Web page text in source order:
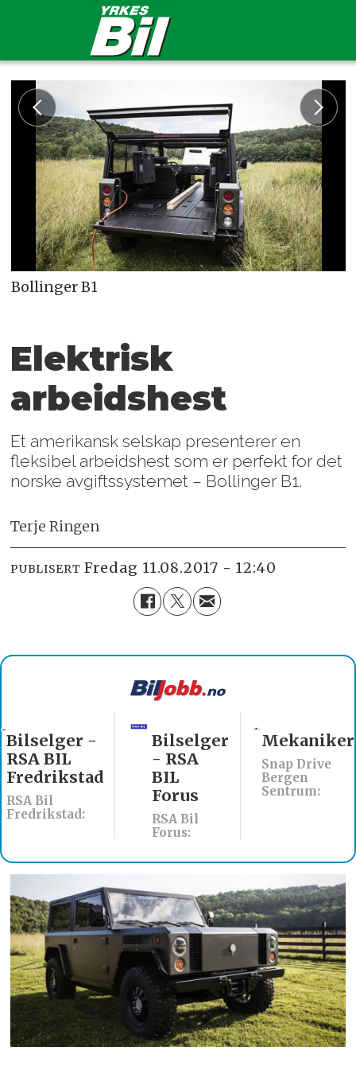
Bollinger B1
Elektrisk
arbeidshest
Et amerikansk selskap presenterer en
fleksibel arbeidshest som er perfekt for det
norske avgiftssystemet – Bollinger B1.
Terje Ringen
PUBLISERT fredag 11.08.2017 - 12:40
RSA Bil
Fredrikstad:
Bilselger -
RSA BIL
Fredrikstad
RSA Bil
Forus:
Bilselger
- RSA
BIL
Forus
Snap Drive
Bergen
Sentrum:
Mekaniker